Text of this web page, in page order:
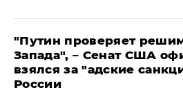
"Путин проверяет
Запада", – Сенат США
взялся за "адские
России